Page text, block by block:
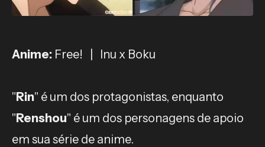
Anime: Free! | Inu x Boku
"Rin" é um dos protagonistas, enquanto
"Renshou" é um dos personagens de apoio
em sua série de anime.